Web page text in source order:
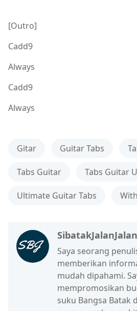
[Outro]
Cadd9
Always
Cadd9
Always
Gitar Guitar Tabs
Tabs Guitar Tabs Guitar
Ultimate Guitar Tabs
SibatakJalanJalan
Saya seorang
memberikan
mudah dipahami.
mempromosikan
suku Bangsa Batak